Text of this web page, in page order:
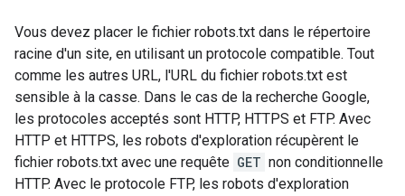
Vous devez placer le fichier robots.txt dans le répertoire
racine d'un site, en utilisant un protocole compatible. Tout
comme les autres URL, l'URL du fichier robots.txt est
sensible à la casse. Dans le cas de la recherche Google,
les protocoles acceptés sont HTTP, HTTPS et FTP. Avec
HTTP et HTTPS, les robots d'exploration récupèrent le
fichier robots.txt avec une requête GET non conditionnelle
HTTP. Avec le protocole FTP, les robots d'exploration